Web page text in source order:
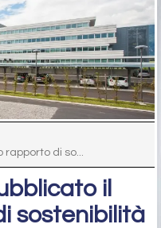
di so...
il
sostenibilità